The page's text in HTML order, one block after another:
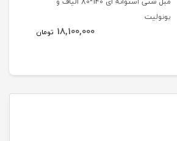
یونولیت
18,100,000 تومان